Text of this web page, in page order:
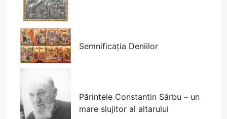
Semnificația Deniilor
Părintele Constantin Sârbu – un
mare slujitor al altarului